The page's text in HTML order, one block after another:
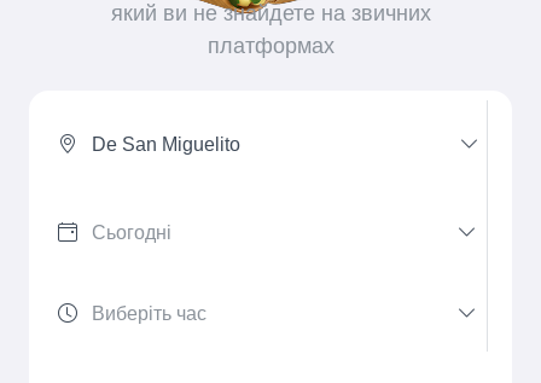
який ви не знайдете на звичних
платформах
De San Miguelito